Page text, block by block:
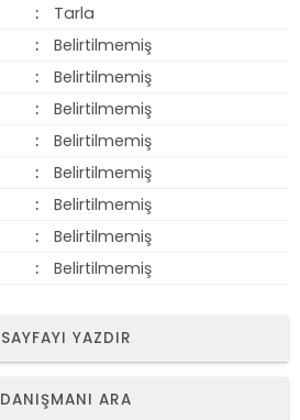
Tarla
Belirtilmemiş
Belirtilmemiş
Belirtilmemiş
Belirtilmemiş
Belirtilmemiş
Belirtilmemiş
Belirtilmemiş
Belirtilmemiş
SAYFAYI YAZDIR
DANIŞMANI ARA